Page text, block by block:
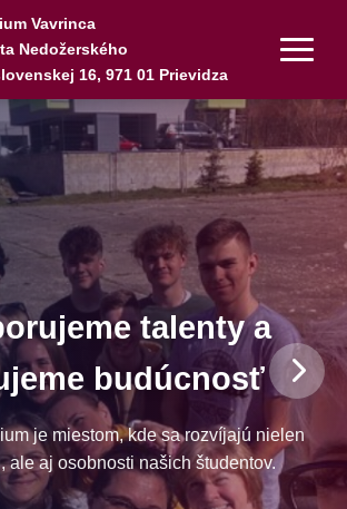
Vavrinca
Nedožerského
16, 971 01 Prievidza
talenty a
budúcnosť
je miestom, kde sa rozvíjajú nielen
ale aj osobnosti našich študentov.